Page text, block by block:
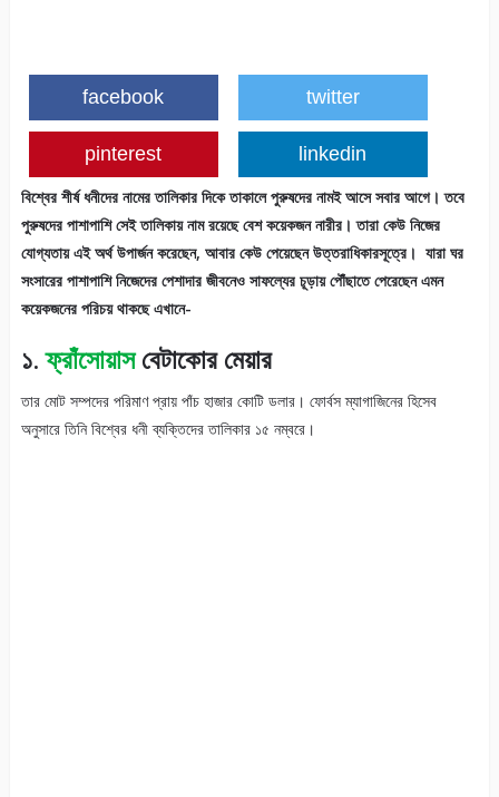
facebook twitter
pinterest linkedin
বিশ্বের শীর্ষ ধনীদের নামের তালিকার দিকে তাকালে পুরুষদের নামই আসে সবার আগে। তবে
পুরুষদের পাশাপাশি সেই তালিকায় নাম রয়েছে বেশ কয়েকজন নারীর। তারা কেউ নিজের
যোগ্যতায় এই অর্থ উপার্জন করেছেন, আবার কেউ পেয়েছেন উত্তরাধিকারসূত্রে। যারা ঘর
সংসারের পাশাপাশি নিজেদের পেশাদার জীবনেও সাফল্যের চূড়ায় পৌঁছাতে পেরেছেন এমন
কয়েকজনের পরিচয় থাকছে এখানে-
১.ফ্রাঁসোয়াসবেটাকোর মেয়ার
তার মোট সম্পদের পরিমাণ প্রায় পাঁচ হাজার কোটি ডলার। ফোর্বস ম্যাগাজিনের হিসেব
অনুসারে তিনি বিশ্বের ধনী ব্যক্তিদের তালিকার ১৫ নম্বরে।